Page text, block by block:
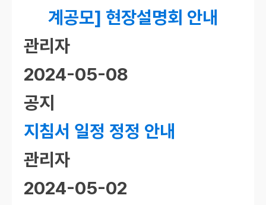
계공모] 현장설명회 안내
관리자
2024-05-08
공지
지침서 일정 정정 안내
관리자
2024-05-02